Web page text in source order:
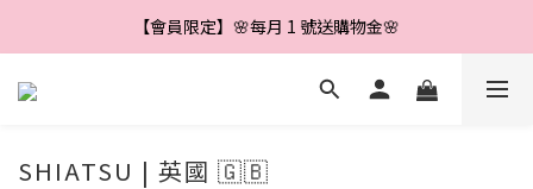
【會員限定】🌼新會員註冊即享＄888 優惠券🌼
【會員限定】🌸每月 1 號送購物金🌸
【會員限定】🌺每滿＄500 送＄40🌺
SHIATSU | 英國 🇬🇧